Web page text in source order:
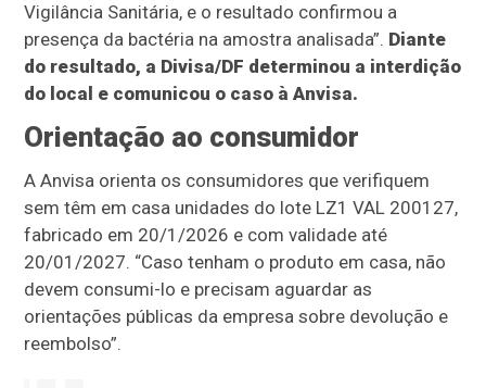
Vigilância Sanitária, e o resultado confirmou a
presença da bactéria na amostra analisada”. Diante
do resultado, a Divisa/DF determinou a interdição
do local e comunicou o caso à Anvisa.
Orientação ao consumidor
A Anvisa orienta os consumidores que verifiquem
sem têm em casa unidades do lote LZ1 VAL 200127,
fabricado em 20/1/2026 e com validade até
20/01/2027. “Caso tenham o produto em casa, não
devem consumi-lo e precisam aguardar as
orientações públicas da empresa sobre devolução e
reembolso”.